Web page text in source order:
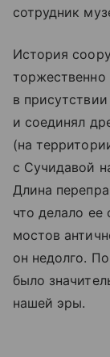
сотрудник
История
торжественно
в
и соединял
(на
с Сучидавой
Длина
что делало
мостов
он недолго.
было
нашей эры.